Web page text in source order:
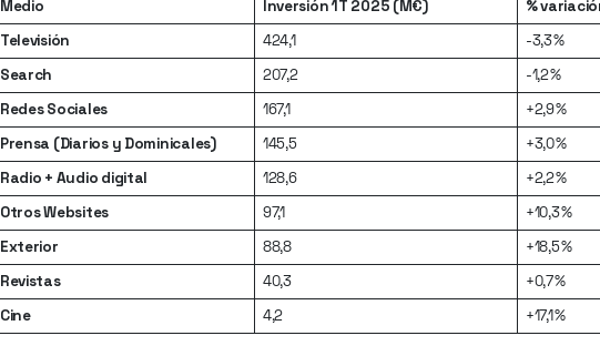
Medio Inversión 1T 2025 (M€)
%
Televisión
424,1
-3,3 %
Search
207,2
-1,2 %
Redes Sociales
167,1
+2,9 %
Prensa (Diarios y Dominicales)
145,5
+3,0 %
Radio + Audio digital
128,6
+2,2 %
Otros Websites
97,1
+10,3 %
Exterior
88,8
+18,5 %
Revistas
40,3
+0,7 %
Cine
4,2 +17,1 %